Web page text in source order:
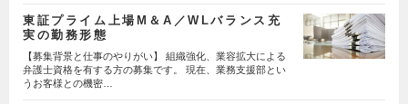
東証プライム上場M＆A／WLバランス充
実の勤務形態
【募集背景と仕事のやりがい】 組織強化、業容拡大による
弁護士資格を有する方の募集です。 現在、業務支援部とい
うお客様との機密…